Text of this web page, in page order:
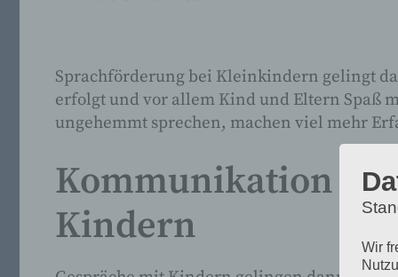
Sprachförderung bei Kleinkindern gelingt
erfolgt und vor allem Kind und Eltern Spaß
ungehemmt sprechen, machen viel mehr
Kommunikation
Kindern
Wir